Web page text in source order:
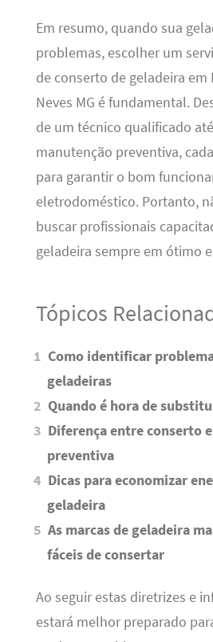
Em resumo, quando sua
problemas, escolher um
de conserto de geladeira em
Neves MG é fundamental.
de um técnico qualificado
manutenção preventiva,
para garantir o bom
eletrodoméstico. Portanto,
buscar profissionais
geladeira sempre em ótimo
Tópicos
Como identificar
geladeiras
Quando é hora de
Diferença entre conserto
preventiva
Dicas para economizar
geladeira
As marcas de geladeira
fáceis de consertar
Ao seguir estas diretrizes e
estará melhor preparado